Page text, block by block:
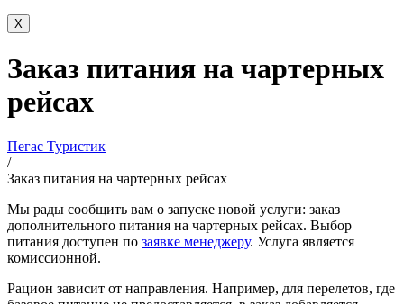
X
Заказ питания на чартерных
рейсах
Пегас Туристик
/
Заказ питания на чартерных рейсах
Мы рады сообщить вам о запуске новой услуги: ​заказ
дополнительного питания на чартерных рейсах​. Выбор
питания доступен по заявке менеджеру. Услуга является
комиссионной.
Рацион зависит от направления. Например, для перелетов, где